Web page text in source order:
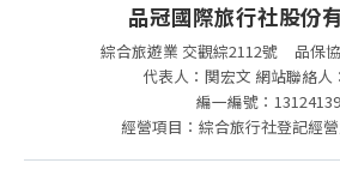
品冠國際旅行社股份
綜合旅遊業 交觀綜2112號
品保
代表人：関宏文 網站聯絡人
編一編號：13124139
經營項目：綜合旅行社登記經